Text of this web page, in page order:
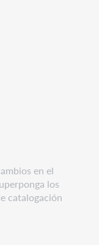
en el
los
catalogación